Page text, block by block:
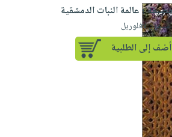
؛ عالمة النبات الدمشقية
سيمون لافلوريل
أضف إلى الطلبية